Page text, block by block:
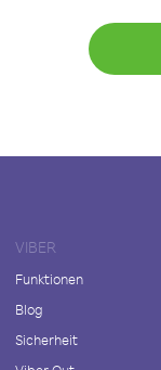
VIBER
Funktionen
Blog
Sicherheit